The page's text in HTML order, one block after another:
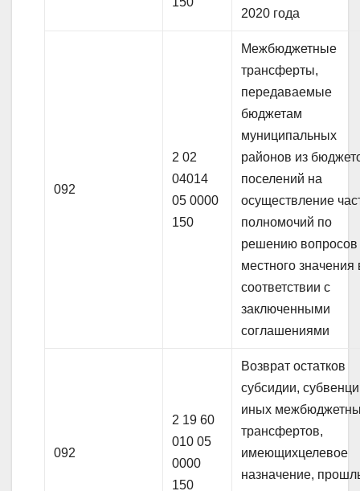
2020 года
092
2 02
04014
05 0000
150
Межбюджетные
трансферты,
передаваемые
бюджетам
муниципальных
районов из
поселений на
осуществление
полномочий по
решению вопросов
местного значения
соответствии с
заключенными
соглашениями
092
2 19 60
010 05
0000
150
Возврат остатков
субсидии,
иных
трансфертов,
имеющихцелевое
назначение,